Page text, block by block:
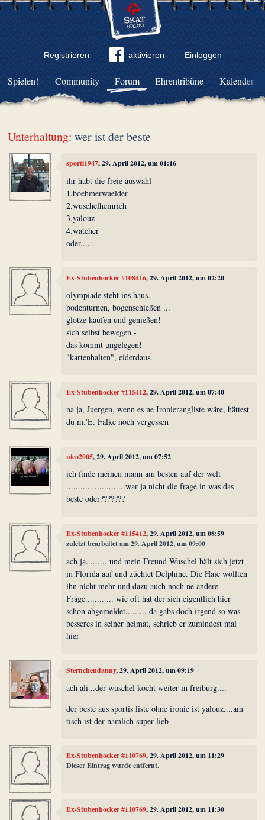
Registrieren aktivieren Einloggen
Community Forum Ehrentribüne Kalender
Spielen!
Unterhaltung: wer ist der beste
sporti1947, 29. April 2012, um 01:16
ihr habt die freie auswahl
1.boehmerwaelder
2.wuschelheinrich
3.yalouz
4.watcher
oder......
Ex-Stubenhocker #108416, 29. April 2012, um 02:20
olympiade steht ins haus.
bodenturnen, bogenschießen ...
glotze kaufen und genießen!
sich selbst bewegen -
das kommt ungelegen!
"kartenhalten", eiderdaus.
Ex-Stubenhocker #115412, 29. April 2012, um 07:40
na ja, Juergen, wenn es ne Ironierangliste wäre, hättest
du m.'E. Falke noch vergessen
nico2005, 29. April 2012, um 07:52
ich finde meinen mann am besten auf der welt
.........................war ja nicht die frage in was das
beste oder???????
Ex-Stubenhocker #115412, 29. April 2012, um 08:59
zuletzt bearbeitet am 29. April 2012, um 09:00
ach ja......... und mein Freund Wuschel hält sich jetzt
in Florida auf und züchtet Delphine. Die Haie wollten
ihn nicht mehr und dazu auch noch ne andere
Frage............ wie oft hat der sich eigentlich hier
schon abgemeldet......... da gabs doch irgend so was
besseres in seiner heimat, schrieb er zumindest mal
hier
Sternchendanny, 29. April 2012, um 09:19
ach ali...der wuschel kocht weiter in freiburg....
der beste aus sportis liste ohne ironie ist yalouz....am
tisch ist der nämlich super lieb
Ex-Stubenhocker #110769, 29. April 2012, um 11:29
Dieser Eintrag wurde entfernt.
Ex-Stubenhocker #110769, 29. April 2012, um 11:30